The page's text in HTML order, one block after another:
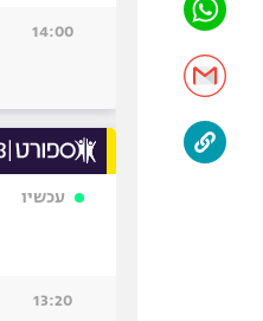
14:00
עכשיו
13:20